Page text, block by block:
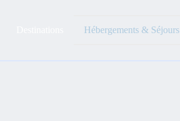
Hébergements & Séjours